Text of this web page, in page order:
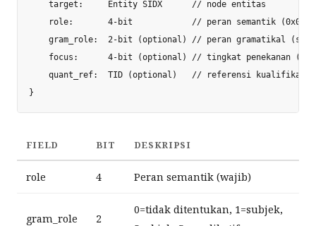
    target:     Entity SIDX      // node entitas
role:       4-bit            // peran semantik
gram_role:  2-bit (optional) // peran gramatikal
focus:      4-bit (optional) // tingkat penekanan
    quant_ref:  TID (optional)   // referensi kualifikator
FIELD BIT DESKRIPSI
role 4 Peran semantik (wajib)
gram_role 2
0=tidak ditentukan, 1=subjek,